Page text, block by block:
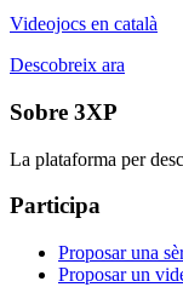
Videojocs en català
Descobreix ara
Sobre 3XP
La plataforma per
Participa
Proposar una
Proposar un